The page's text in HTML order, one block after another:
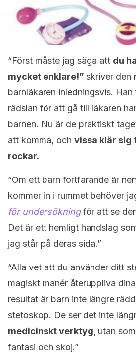
“Först måste jag säga att du
mycket enklare!” skriver den
barnläkaren inledningsvis.
rädslan för att gå till läkaren
barnen. Nu är de praktiskt
att komma, och vissa klär sig
rockar.
“Om ett barn fortfarande är
kommer in i rummet behöver
för undersökningför att se
Det är ett hemligt handslag
jag står på deras sida.”
“Alla vet att du använder ditt
magiskt manér återuppliva
resultat är barn inte längre
stetoskop. De ser det inte
medicinskt verktyg, utan
fantasi och skoj.”